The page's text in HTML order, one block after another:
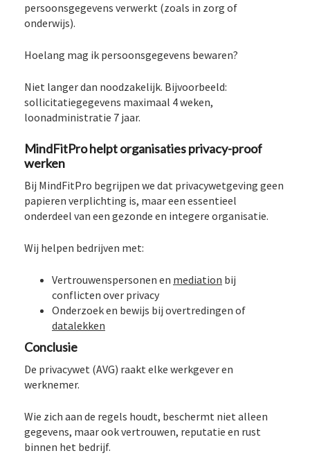
persoonsgegevens verwerkt (zoals in zorg of
onderwijs).
Hoelang mag ik persoonsgegevens bewaren?
Niet langer dan noodzakelijk. Bijvoorbeeld:
sollicitatiegegevens maximaal 4 weken,
loonadministratie 7 jaar.
MindFitPro helpt organisaties privacy-proof
werken
Bij MindFitPro begrijpen we dat privacywetgeving geen
papieren verplichting is, maar een essentieel
onderdeel van een gezonde en integere organisatie.
Wij helpen bedrijven met:
Vertrouwenspersonen en mediation bij
conflicten over privacy
Onderzoek en bewijs bij overtredingen of
datalekken
Conclusie
De privacywet (AVG) raakt elke werkgever en
werknemer.
Wie zich aan de regels houdt, beschermt niet alleen
gegevens, maar ook vertrouwen, reputatie en rust
binnen het bedrijf.